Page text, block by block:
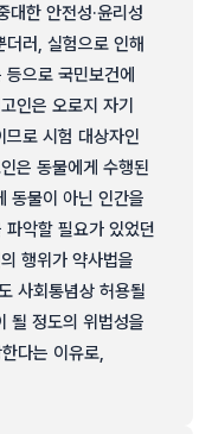
대한 안전성·윤리성
더러, 실험으로 인해
으로 국민보건에
인은 오로지 자기
로 시험 대상자인
은 동물에게 수행된
동물이 아닌 인간을
악할 필요가 있었던
행위가 약사법을
사회통념상 허용될
될 정도의 위법성을
다는 이유로,